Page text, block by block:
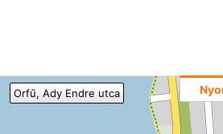
Orfű, Ady Endre utca